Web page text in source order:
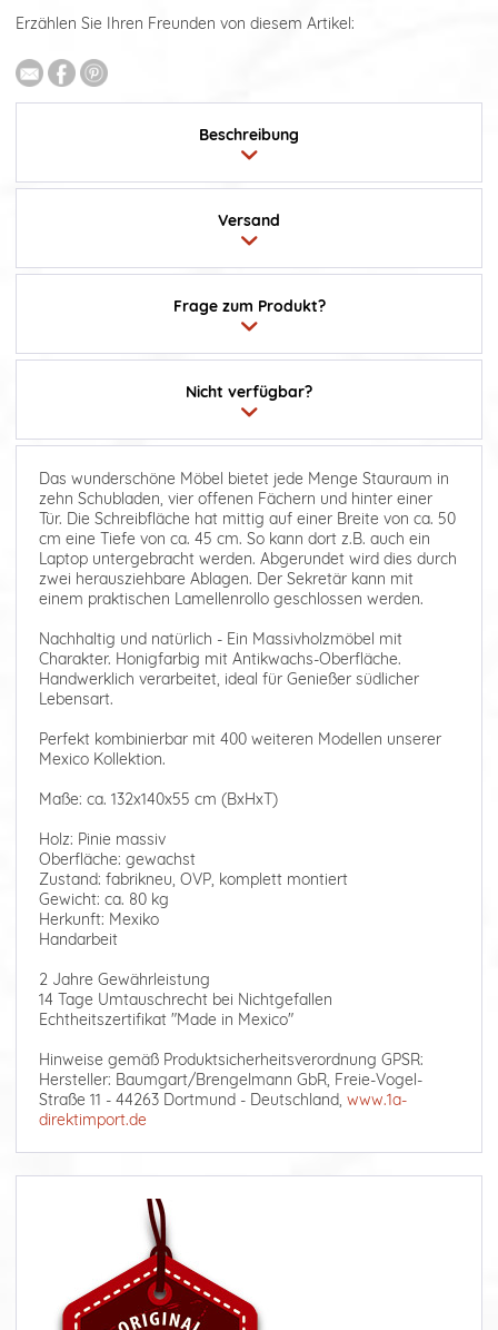
Erzählen Sie Ihren Freunden von diesem Artikel:
Beschreibung
Frage zum Produkt?
Versand
Nicht verfügbar?
Das wunderschöne Möbel bietet jede Menge Stauraum in
zehn Schubladen, vier offenen Fächern und hinter einer
Tür. Die Schreibfläche hat mittig auf einer Breite von ca. 50
cm eine Tiefe von ca. 45 cm. So kann dort z.B. auch ein
Laptop untergebracht werden. Abgerundet wird dies durch
zwei herausziehbare Ablagen. Der Sekretär kann mit
einem praktischen Lamellenrollo geschlossen werden.
Nachhaltig und natürlich - Ein Massivholzmöbel mit
Charakter. Honigfarbig mit Antikwachs-Oberfläche.
Handwerklich verarbeitet, ideal für Genießer südlicher
Lebensart.
Perfekt kombinierbar mit 400 weiteren Modellen unserer
Mexico Kollektion.
Maße: ca. 132x140x55 cm (BxHxT)
Holz: Pinie massiv
Oberfläche: gewachst
Zustand: fabrikneu, OVP, komplett montiert
Gewicht: ca. 80 kg
Herkunft: Mexiko
Handarbeit
2 Jahre Gewährleistung
14 Tage Umtauschrecht bei Nichtgefallen
Echtheitszertifikat "Made in Mexico"
Hinweise gemäß Produktsicherheitsverordnung GPSR:
Hersteller: Baumgart/Brengelmann GbR, Freie-Vogel-
Straße 11 - 44263 Dortmund - Deutschland, www.1a-
direktimport.de